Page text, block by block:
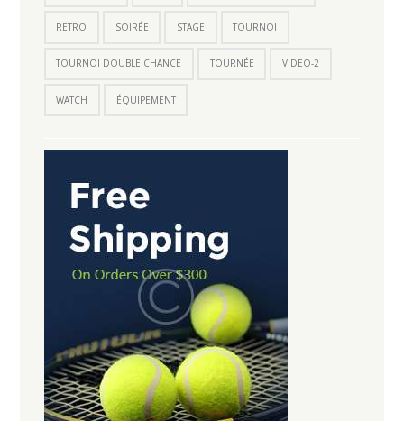
RETRO SOIRÉE STAGE TOURNOI
TOURNOI DOUBLE CHANCE TOURNÉE VIDEO-2
WATCH ÉQUIPEMENT